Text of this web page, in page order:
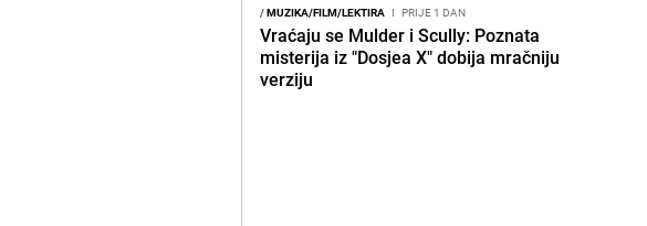
/MUZIKA/FILM/LEKTIRA I PRIJE 1 DAN
Vraćaju se Mulder i Scully: Poznata
misterija iz "Dosjea X" dobija mračniju
verziju